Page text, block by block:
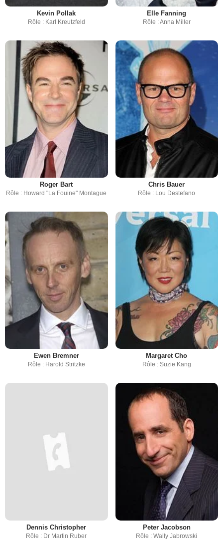
Kevin Pollak
Rôle : Karl Kreutzfeld
Elle Fanning
Rôle : Anna Miller
Roger Bart
Rôle : Howard "La Fouine" Montague
Chris Bauer
Rôle : Lou Destefano
Ewen Bremner
Rôle : Harold Stritzke
Margaret Cho
Rôle : Suzie Kang
Dennis Christopher
Rôle : Dr Martin Ruber
Peter Jacobson
Rôle : Wally Jabrowski